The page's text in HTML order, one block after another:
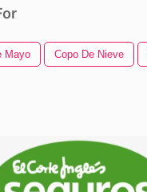
Mayo Copo De Nieve